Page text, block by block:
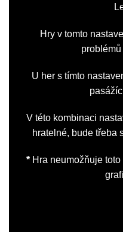
Hry v tomto
U her s tímto
V této kombinaci
hratelné, bude třeba
*Hra neumožňuje toto